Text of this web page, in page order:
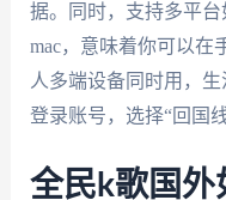
据。同时，支持多平台
mac，意味着你可以在
人多端设备同时用，生
登录账号，选择“回国
全民k歌国外